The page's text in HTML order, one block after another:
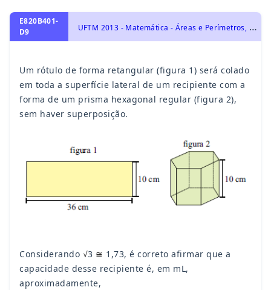
E820B401-
D9
U
FTM 2013 - Matemática - Áreas e Perímetros, Polígonos, Geometria Plana, Geometria Espacial, Poliedros
Um rótulo de forma retangular (figura 1) será colado
em toda a superfície lateral de um recipiente com a
forma de um prisma hexagonal regular (figura 2),
sem haver superposição.
Considerando √3 ≅ 1,73, é correto afirmar que a
capacidade desse recipiente é, em mL,
aproximadamente,